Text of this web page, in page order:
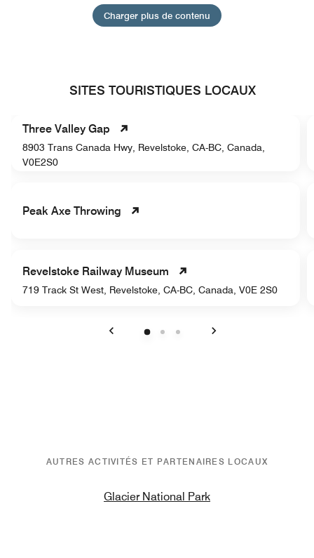
Charger plus de contenu
SITES TOURISTIQUES LOCAUX
Three Valley Gap
8903 Trans Canada Hwy, Revelstoke, CA-BC, Canada,
V0E2S0
Peak Axe Throwing
Revelstoke Railway Museum
719 Track St West, Revelstoke, CA-BC, Canada, V0E 2S0
AUTRES ACTIVITÉS ET PARTENAIRES LOCAUX
Glacier National Park